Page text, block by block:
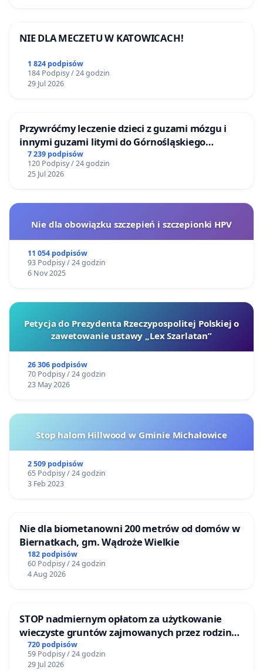
NIE DLA MECZETU W KATOWICACH!
1 824 podpisów
184 Podpisy / 24 godzin
29 Jul 2026
Przywróćmy leczenie dzieci z guzami mózgu i
innymi guzami litymi do Górnośląskiego
Centrum Zdrowia Dziecka w Katowicach
7 239 podpisów
120 Podpisy / 24 godzin
25 Jul 2026
Nie dla obowiązku szczepień i szczepionki HPV
11 054 podpisów
93 Podpisy / 24 godzin
6 Nov 2025
Petycja do Prezydenta Rzeczypospolitej Polskiej o
zawetowanie ustawy „Lex Szarlatan”
26 306 podpisów
70 Podpisy / 24 godzin
23 May 2026
Stop halom Hillwood w Gminie Michałowice
2 509 podpisów
65 Podpisy / 24 godzin
3 Feb 2023
Nie dla biometanowni 200 metrów od domów w
Biernatkach, gm. Wądroże Wielkie
182 podpisów
60 Podpisy / 24 godzin
4 Aug 2026
STOP nadmiernym opłatom za użytkowanie
wieczyste gruntów zajmowanych przez rodzinne
ogrody działkowe.
720 podpisów
59 Podpisy / 24 godzin
29 Jul 2026